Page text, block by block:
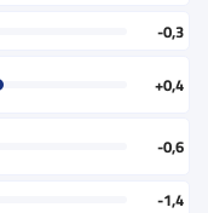
-0,3
+0,4
-0,6
-1,4